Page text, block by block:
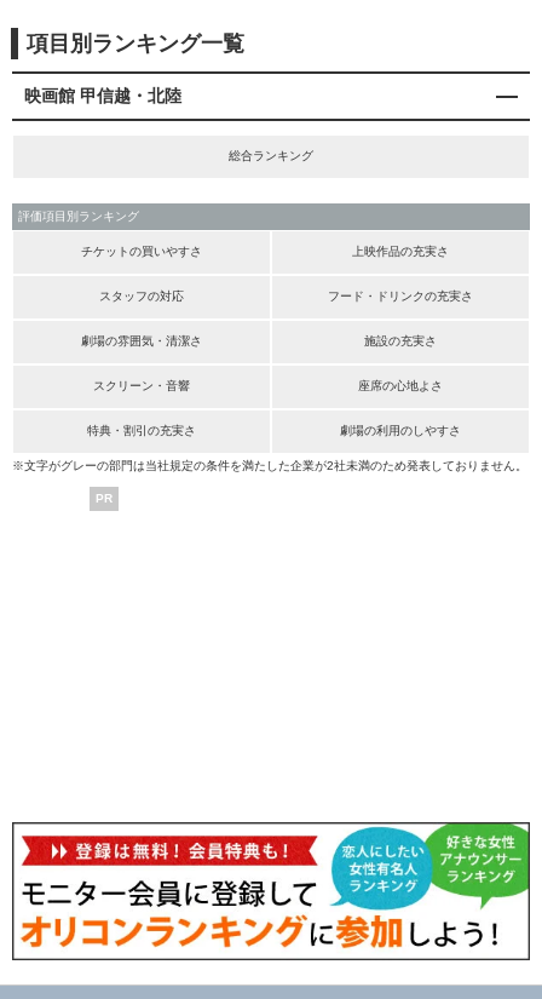
項目別ランキング一覧
映画館 甲信越・北陸
総合ランキング
評価項目別ランキング
チケットの買いやすさ 上映作品の充実さ
スタッフの対応 フード・ドリンクの充実さ
劇場の雰囲気・清潔さ 施設の充実さ
スクリーン・音響 座席の心地よさ
特典・割引の充実さ 劇場の利用のしやすさ
※文字がグレーの部門は当社規定の条件を満たした企業が2社未満のため発表しておりません。
PR